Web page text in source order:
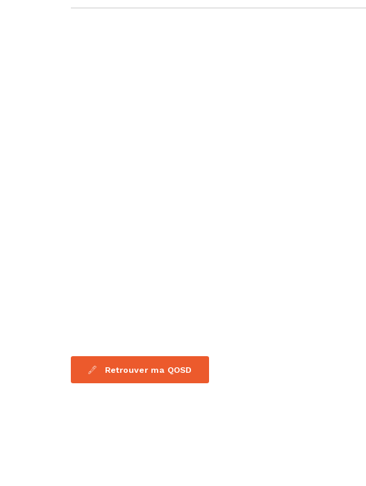
Retrouver ma QOSD